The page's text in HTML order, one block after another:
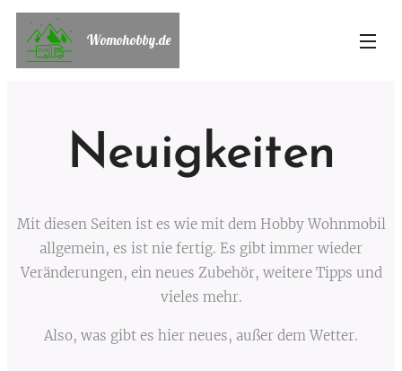
Womohobby.de
Neuigkeiten
Mit diesen Seiten ist es wie mit dem Hobby Wohnmobil
allgemein, es ist nie fertig. Es gibt immer wieder
Veränderungen, ein neues Zubehör, weitere Tipps und
vieles mehr.
Also, was gibt es hier neues, außer dem Wetter.